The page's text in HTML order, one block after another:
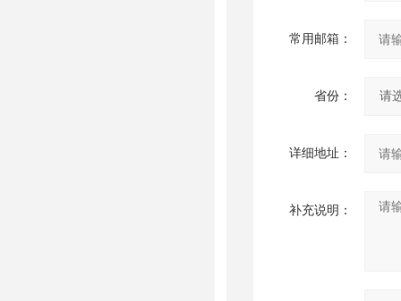
常用邮箱：
省份：
详细地址：
补充说明：